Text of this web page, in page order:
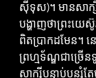
ស៊ីទុស)។ មានសាក្
បង្ហាញថាព្រះយេស៊ូ
ពិតប្រាកដមែន។ ន
ព្រហ្មទ័ណ្ឌជាច្រ
សាក្សីបន្ទាប់បន្សំ